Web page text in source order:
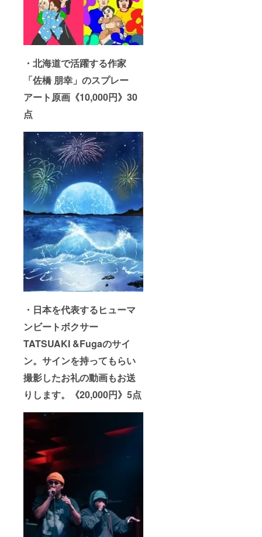
・北海道で活躍する作家
「佐橋 朋幸」のスプレー
アート原画《10,000円》30
点
・日本を代表するヒューマ
ンビートボクサー
TATSUAKI &Fugaのサイ
ン。サインを持ってもらい
撮影したお礼の動画もお送
りします。《20,000円》5点